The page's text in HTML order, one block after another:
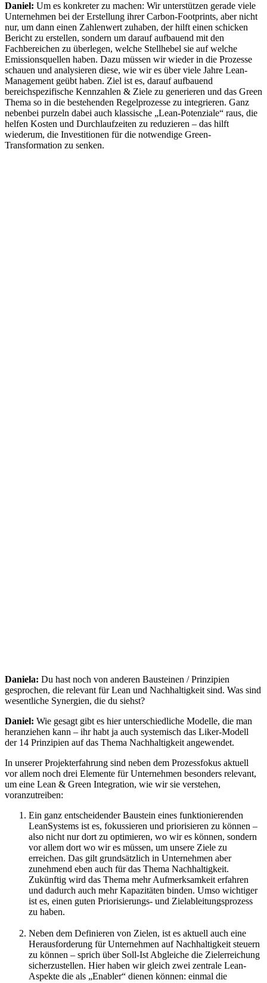
Daniel: Um es konkreter zu machen: Wir unterstützen gerade viele
Unternehmen bei der Erstellung ihrer Carbon-Footprints, aber nicht
nur, um dann einen Zahlenwert zuhaben, der hilft einen schicken
Bericht zu erstellen, sondern um darauf aufbauend mit den
Fachbereichen zu überlegen, welche Stellhebel sie auf welche
Emissionsquellen haben. Dazu müssen wir wieder in die Prozesse
schauen und analysieren diese, wie wir es über viele Jahre Lean-
Management geübt haben. Ziel ist es, darauf aufbauend
bereichspezifische Kennzahlen & Ziele zu generieren und das Green
Thema so in die bestehenden Regelprozesse zu integrieren. Ganz
nebenbei purzeln dabei auch klassische „Lean-Potenziale“ raus, die
helfen Kosten und Durchlaufzeiten zu reduzieren – das hilft
wiederum, die Investitionen für die notwendige Green-
Transformation zu senken.
Daniela: Du hast noch von anderen Bausteinen / Prinzipien
gesprochen, die relevant für Lean und Nachhaltigkeit sind. Was sind
wesentliche Synergien, die du siehst?
Daniel: Wie gesagt gibt es hier unterschiedliche Modelle, die man
heranziehen kann – ihr habt ja auch systemisch das Liker-Modell
der 14 Prinzipien auf das Thema Nachhaltigkeit angewendet.
In unserer Projekterfahrung sind neben dem Prozessfokus aktuell
vor allem noch drei Elemente für Unternehmen besonders relevant,
um eine Lean & Green Integration, wie wir sie verstehen,
voranzutreiben:
Ein ganz entscheidender Baustein eines funktionierenden
LeanSystems ist es, fokussieren und priorisieren zu können –
also nicht nur dort zu optimieren, wo wir es können, sondern
vor allem dort wo wir es müssen, um unsere Ziele zu
erreichen. Das gilt grundsätzlich in Unternehmen aber
zunehmend eben auch für das Thema Nachhaltigkeit.
Zukünftig wird das Thema mehr Aufmerksamkeit erfahren
und dadurch auch mehr Kapazitäten binden. Umso wichtiger
ist es, einen guten Priorisierungs- und Zielableitungsprozess
zu haben.
Neben dem Definieren von Zielen, ist es aktuell auch eine
Herausforderung für Unternehmen auf Nachhaltigkeit steuern
zu können – sprich über Soll-Ist Abgleiche die Zielerreichung
sicherzustellen. Hier haben wir gleich zwei zentrale Lean-
Aspekte die als „Enabler“ dienen können: einmal die